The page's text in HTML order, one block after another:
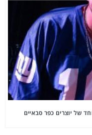
של יוצרים כפר סבאיים